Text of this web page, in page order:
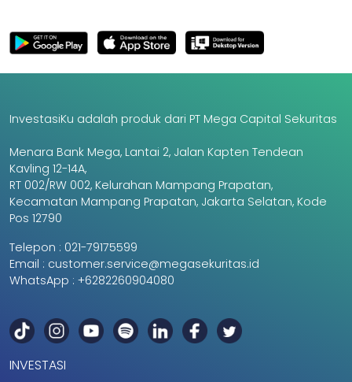
InvestasiKu adalah produk dari PT Mega Capital Sekuritas
Menara Bank Mega, Lantai 2, Jalan Kapten Tendean
Kavling 12-14A,
RT 002/RW 002, Kelurahan Mampang Prapatan,
Kecamatan Mampang Prapatan, Jakarta Selatan, Kode
Pos 12790
Telepon : 021-79175599
Email : customer.service@megasekuritas.id
WhatsApp : +6282260904080
INVESTASI